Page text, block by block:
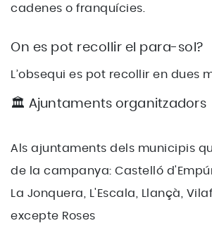
cadenes o franquícies.
On es pot recollir el para-sol?
L’obsequi es pot recollir en dues
🏛️ Ajuntaments organitzadors
Als ajuntaments dels municipis
de la campanya: Castelló
La Jonquera, L'Escala, Llançà,
excepte Roses